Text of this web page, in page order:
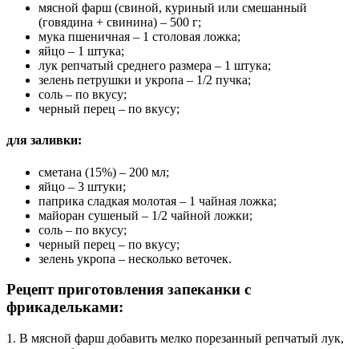
мясной фарш (свиной, куриный или смешанный
(говядина + свинина) – 500 г;
мука пшеничная – 1 столовая ложка;
яйцо – 1 штука;
лук репчатый среднего размера – 1 штука;
зелень петрушки и укропа – 1/2 пучка;
соль – по вкусу;
черный перец – по вкусу;
для заливки:
сметана (15%) – 200 мл;
яйцо – 3 штуки;
паприка сладкая молотая – 1 чайная ложка;
майоран сушеный – 1/2 чайной ложки;
соль – по вкусу;
черный перец – по вкусу;
зелень укропа – несколько веточек.
Рецепт приготовления запеканки с
фрикадельками:
1. В мясной фарш добавить мелко порезанный репчатый лук,